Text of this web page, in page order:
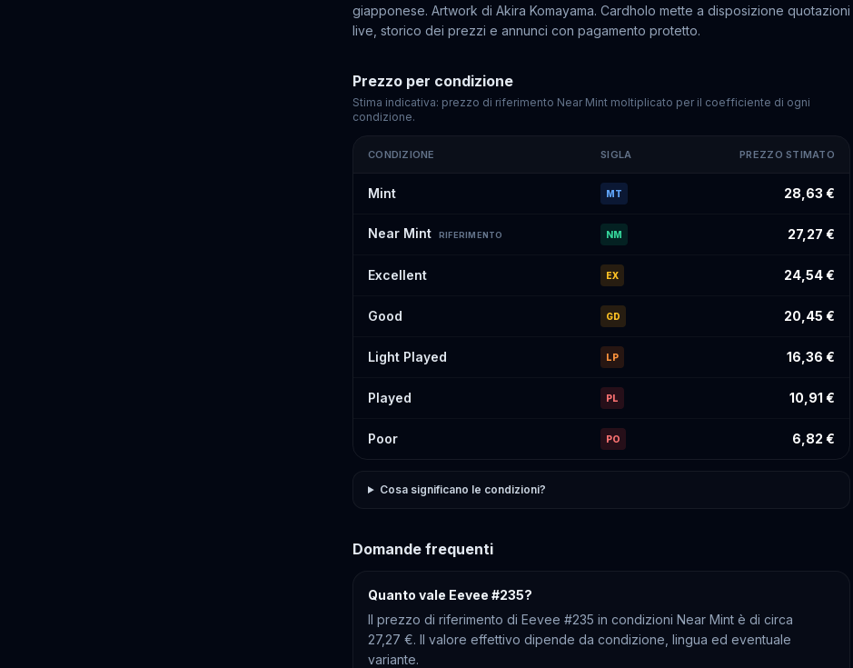
giapponese. Artwork di Akira Komayama. Cardholo mette a disposizione quotazioni
live, storico dei prezzi e annunci con pagamento protetto.
Prezzo per condizione
Stima indicativa: prezzo di riferimento Near Mint moltiplicato per il coefficiente di ogni
condizione.
per condizione
CONDIZIONE SIGLA PREZZO STIMATO
Mint MT 28,63 €
Near Mint RIFERIMENTO NM 27,27 €
Excellent EX 24,54 €
Good GD 20,45 €
Light Played LP 16,36 €
Played PL 10,91 €
Poor PO 6,82 €
Cosa significano le condizioni?
Domande frequenti
Quanto vale Eevee #235?
Il prezzo di riferimento di Eevee #235 in condizioni Near Mint è di circa
27,27 €. Il valore effettivo dipende da condizione, lingua ed eventuale
variante.